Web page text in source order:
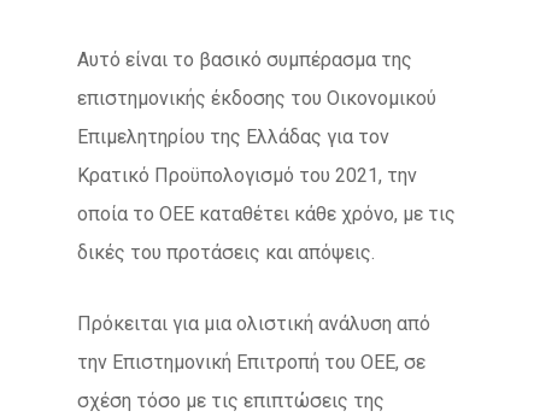
Αυτό είναι το βασικό συμπέρασμα της
επιστημονικής έκδοσης του Οικονομικού
Επιμελητηρίου της Ελλάδας για τον
Κρατικό Προϋπολογισμό του 2021, την
οποία το ΟΕΕ καταθέτει κάθε χρόνο, με τις
δικές του προτάσεις και απόψεις.
Πρόκειται για μια ολιστική ανάλυση από
την Επιστημονική Επιτροπή του ΟΕΕ, σε
σχέση τόσο με τις επιπτώσεις της